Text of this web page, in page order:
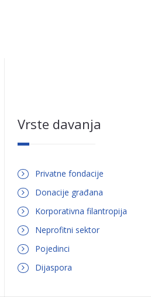
Vrste davanja
Privatne fondacije
Donacije građana
Korporativna filantropija
Neprofitni sektor
Pojedinci
Dijaspora